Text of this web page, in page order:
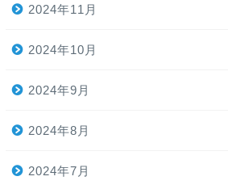
2024年11月
2024年10月
2024年9月
2024年8月
2024年7月